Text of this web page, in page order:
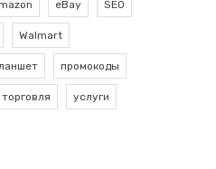
eBay SEO
Walmart
промокоды
торговля услуги